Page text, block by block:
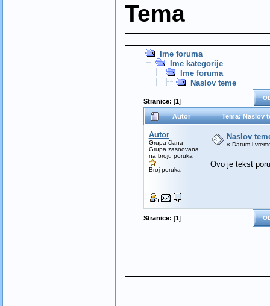
Tema
Ime foruma
Ime kategorije
Ime foruma
Naslov teme
Stranice: [1]
Autor Tema: Naslov
Autor
Grupa člana
Grupa zasnovana
na broju poruka
Broj poruka
Naslov
« Datum i
Ovo je tekst
Stranice: [1]